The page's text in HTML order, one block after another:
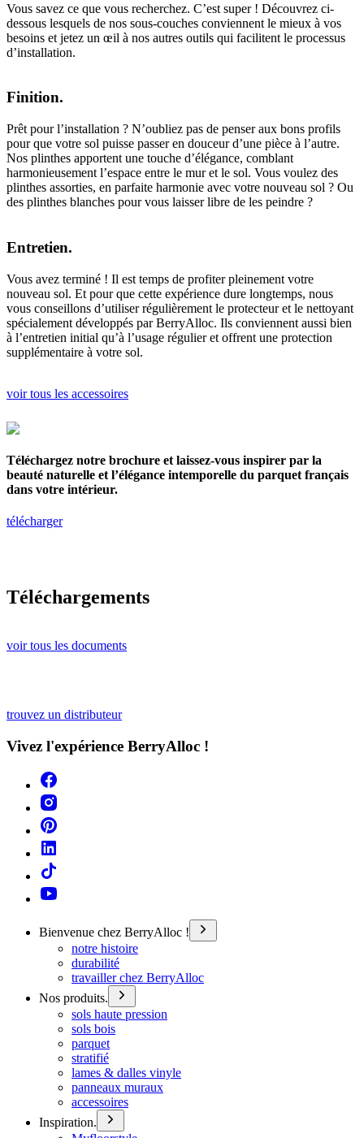
Vous savez ce que vous recherchez. C’est super ! Découvrez ci-
dessous lesquels de nos sous-couches conviennent le mieux à vos
besoins et jetez un œil à nos autres outils qui facilitent le processus
d’installation.
Finition.
Prêt pour l’installation ? N’oubliez pas de penser aux bons profils
pour que votre sol puisse passer en douceur d’une pièce à l’autre.
Nos plinthes apportent une touche d’élégance, comblant
harmonieusement l’espace entre le mur et le sol. Vous voulez des
plinthes assorties, en parfaite harmonie avec votre nouveau sol ? Ou
des plinthes blanches pour vous laisser libre de les peindre ?
Entretien.
Vous avez terminé ! Il est temps de profiter pleinement votre
nouveau sol. Et pour que cette expérience dure longtemps, nous
vous conseillons d’utiliser régulièrement le protecteur et le nettoyant
spécialement développés par BerryAlloc. Ils conviennent aussi bien
à l’entretien initial qu’à l’usage régulier et offrent une protection
supplémentaire à votre sol.
voir tous les accessoires
Téléchargez notre brochure et laissez-vous inspirer par la
beauté naturelle et l’élégance intemporelle du parquet français
dans votre intérieur.
télécharger
Téléchargements
voir tous les documents
trouvez un distributeur
Vivez l'expérience BerryAlloc !
Bienvenue chez BerryAlloc !
notre histoire
durabilité
travailler chez BerryAlloc
Nos produits.
sols haute pression
sols bois
parquet
stratifié
lames & dalles vinyle
panneaux muraux
accessoires
Inspiration.